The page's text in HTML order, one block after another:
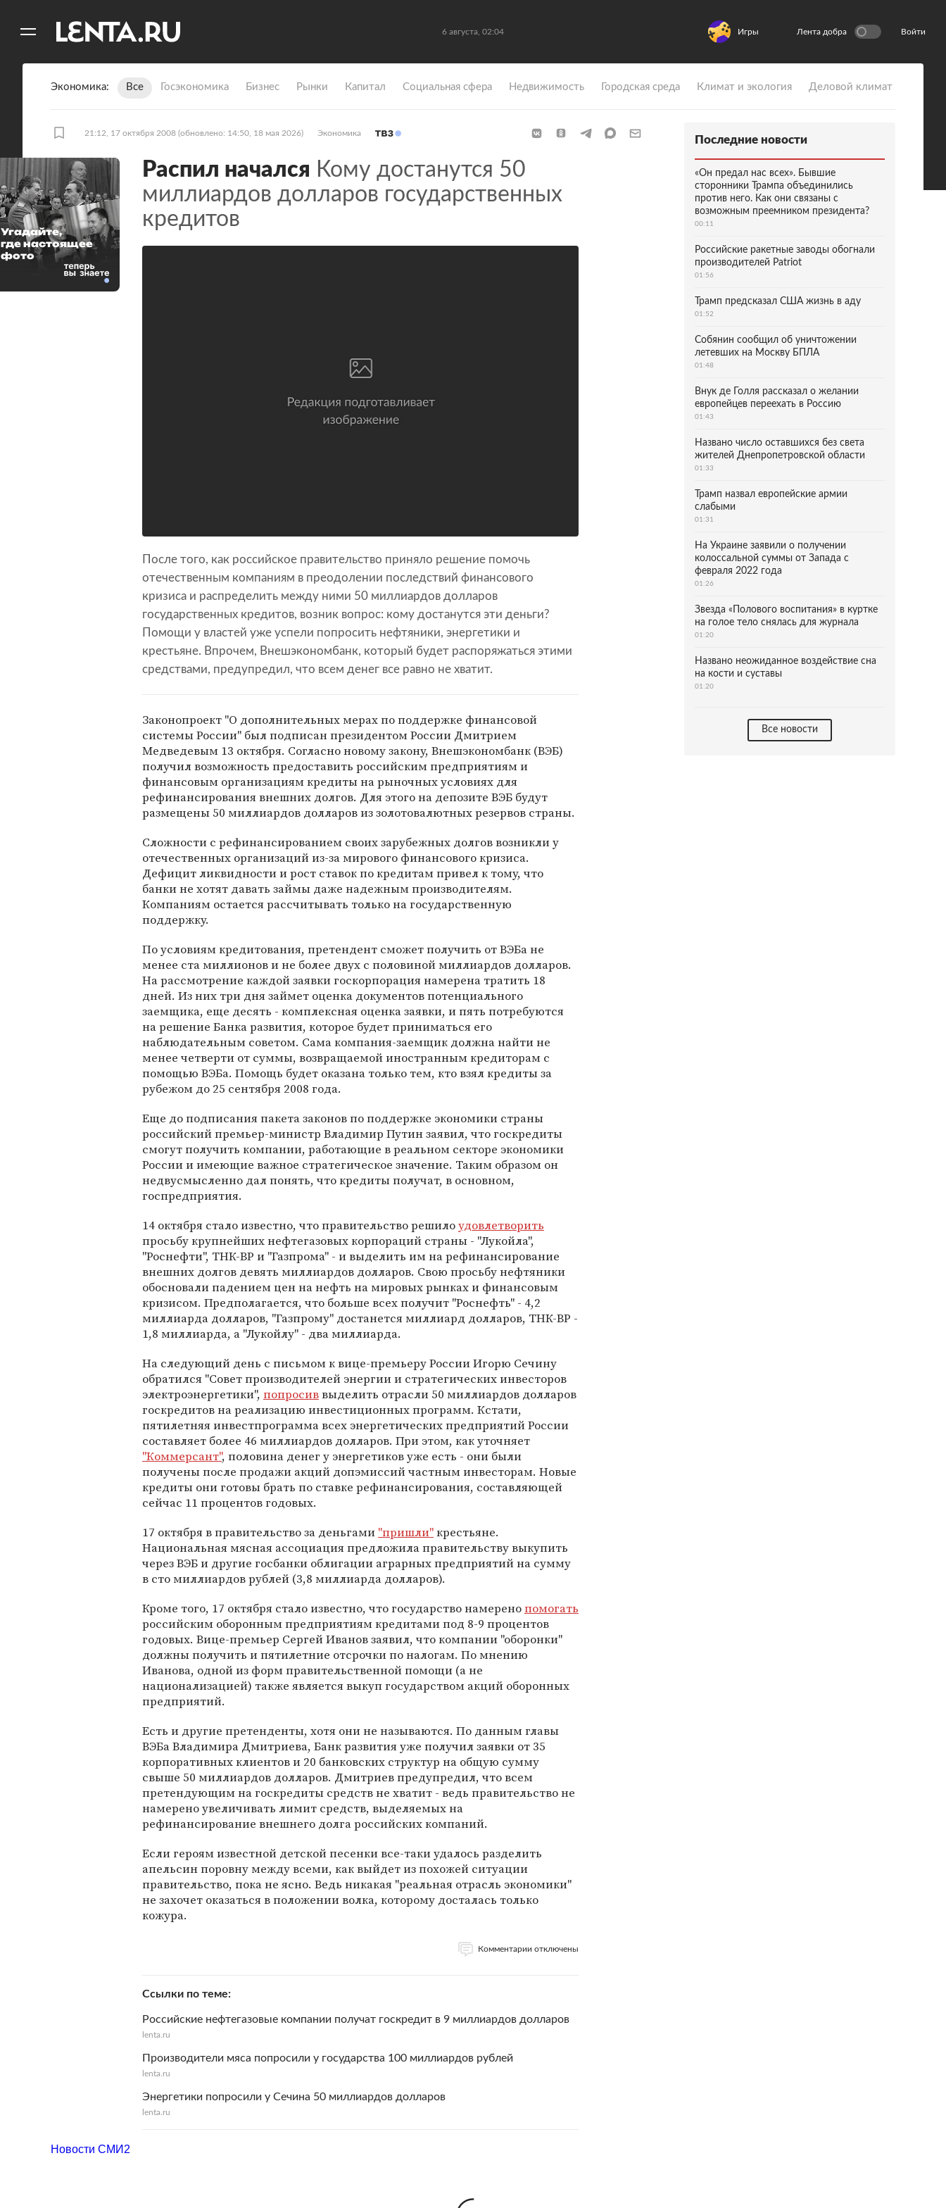
6 августа, 02:04 Игры Лента добра Войти
Экономика Все Госэкономика Бизнес Рынки Капитал Социальная сфера Недвижимость Городская среда Климат и экология Деловой климат
21:12, 17 октября 2008 (обновлено: 14:50, 18 мая 2026) Экономика
Распил начался Кому достанутся 50
миллиардов долларов государственных
кредитов
После того, как российское правительство приняло решение помочь
отечественным компаниям в преодолении последствий финансового
кризиса и распределить между ними 50 миллиардов долларов
государственных кредитов, возник вопрос: кому достанутся эти деньги?
Помощи у властей уже успели попросить нефтяники, энергетики и
крестьяне. Впрочем, Внешэкономбанк, который будет распоряжаться этими
средствами, предупредил, что всем денег все равно не хватит.
Законопроект "О дополнительных мерах по поддержке финансовой
системы России" был подписан президентом России Дмитрием
Медведевым 13 октября. Согласно новому закону, Внешэкономбанк (ВЭБ)
получил возможность предоставить российским предприятиям и
финансовым организациям кредиты на рыночных условиях для
рефинансирования внешних долгов. Для этого на депозите ВЭБ будут
размещены 50 миллиардов долларов из золотовалютных резервов страны.
Сложности с рефинансированием своих зарубежных долгов возникли у
отечественных организаций из-за мирового финансового кризиса.
Дефицит ликвидности и рост ставок по кредитам привел к тому, что
банки не хотят давать займы даже надежным производителям.
Компаниям остается рассчитывать только на государственную
поддержку.
По условиям кредитования, претендент сможет получить от ВЭБа не
менее ста миллионов и не более двух с половиной миллиардов долларов.
На рассмотрение каждой заявки госкорпорация намерена тратить 18
дней. Из них три дня займет оценка документов потенциального
заемщика, еще десять - комплексная оценка заявки, и пять потребуются
на решение Банка развития, которое будет приниматься его
наблюдательным советом. Сама компания-заемщик должна найти не
менее четверти от суммы, возвращаемой иностранным кредиторам с
помощью ВЭБа. Помощь будет оказана только тем, кто взял кредиты за
рубежом до 25 сентября 2008 года.
Еще до подписания пакета законов по поддержке экономики страны
российский премьер-министр Владимир Путин заявил, что госкредиты
смогут получить компании, работающие в реальном секторе экономики
России и имеющие важное стратегическое значение. Таким образом он
недвусмысленно дал понять, что кредиты получат, в основном,
госпредприятия.
14 октября стало известно, что правительство решилоудовлетворить
просьбу крупнейших нефтегазовых корпораций страны - "Лукойла",
"Роснефти", ТНК-BP и "Газпрома" - и выделить им на рефинансирование
внешних долгов девять миллиардов долларов. Свою просьбу нефтяники
обосновали падением цен на нефть на мировых рынках и финансовым
кризисом. Предполагается, что больше всех получит "Роснефть" - 4,2
миллиарда долларов, "Газпрому" достанется миллиард долларов, ТНК-ВР -
1,8 миллиарда, а "Лукойлу" - два миллиарда.
На следующий день с письмом к вице-премьеру России Игорю Сечину
обратился "Совет производителей энергии и стратегических инвесторов
электроэнергетики", попросиввыделить отрасли 50 миллиардов долларов
госкредитов на реализацию инвестиционных программ. Кстати,
пятилетняя инвестпрограмма всех энергетических предприятий России
составляет более 46 миллиардов долларов. При этом, как уточняет
"Коммерсант", половина денег у энергетиков уже есть - они были
получены после продажи акций допэмиссий частным инвесторам. Новые
кредиты они готовы брать по ставке рефинансирования, составляющей
сейчас 11 процентов годовых.
17 октября в правительство за деньгами "пришли"крестьяне.
Национальная мясная ассоциация предложила правительству выкупить
через ВЭБ и другие госбанки облигации аграрных предприятий на сумму
в сто миллиардов рублей (3,8 миллиарда долларов).
Кроме того, 17 октября стало известно, что государство намеренопомогать
российским оборонным предприятиям кредитами под 8-9 процентов
годовых. Вице-премьер Сергей Иванов заявил, что компании "оборонки"
должны получить и пятилетние отсрочки по налогам. По мнению
Иванова, одной из форм правительственной помощи (а не
национализацией) также является выкуп государством акций оборонных
предприятий.
Есть и другие претенденты, хотя они не называются. По данным главы
ВЭБа Владимира Дмитриева, Банк развития уже получил заявки от 35
корпоративных клиентов и 20 банковских структур на общую сумму
свыше 50 миллиардов долларов. Дмитриев предупредил, что всем
претендующим на госкредиты средств не хватит - ведь правительство не
намерено увеличивать лимит средств, выделяемых на
рефинансирование внешнего долга российских компаний.
Если героям известной детской песенки все-таки удалось разделить
апельсин поровну между всеми, как выйдет из похожей ситуации
правительство, пока не ясно. Ведь никакая "реальная отрасль экономики"
не захочет оказаться в положении волка, которому досталась только
кожура.
Комментарии отключены
Ссылки по теме
Российские нефтегазовые компании получат госкредит в 9 миллиардов долларов
lenta.ru
Производители мяса попросили у государства 100 миллиардов рублей
lenta.ru
Энергетики попросили у Сечина 50 миллиардов долларов
lenta.ru
Угадайте,
где настоящее
фото
Последние новости
«Он предал нас всех». Бывшие
сторонники Трампа объединились
против него. Как они связаны с
возможным преемником президента?
00:11
Российские ракетные заводы обогнали
производителей Patriot
01:56
Трамп предсказал США жизнь в аду
01:52
Собянин сообщил об уничтожении
летевших на Москву БПЛА
01:48
Внук де Голля рассказал о желании
европейцев переехать в Россию
01:43
Названо число оставшихся без света
жителей Днепропетровской области
01:33
Трамп назвал европейские армии
слабыми
01:31
На Украине заявили о получении
колоссальной суммы от Запада с
февраля 2022 года
01:26
Звезда «Полового воспитания» в куртке
на голое тело снялась для журнала
01:20
Названо неожиданное воздействие сна
на кости и суставы
01:20
Все новости
Новости СМИ2